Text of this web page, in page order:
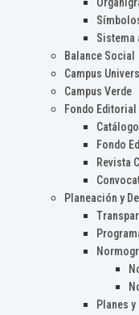
Sistema
Balance Social
Campus
Campus Verde
Fondo Editorial
Fondo
Revista
Planeación y
Planes